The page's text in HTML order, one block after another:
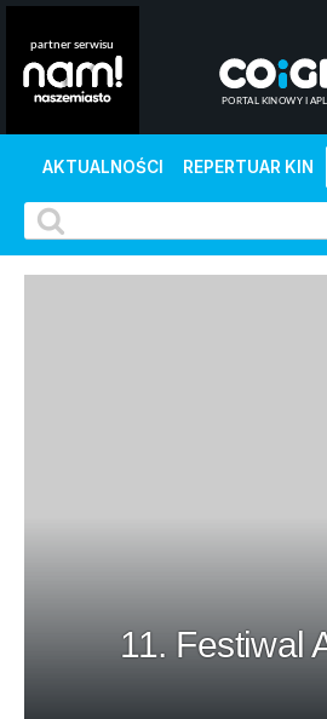
AKTUALNOŚCI REPERTUAR KIN
11. Festiwal